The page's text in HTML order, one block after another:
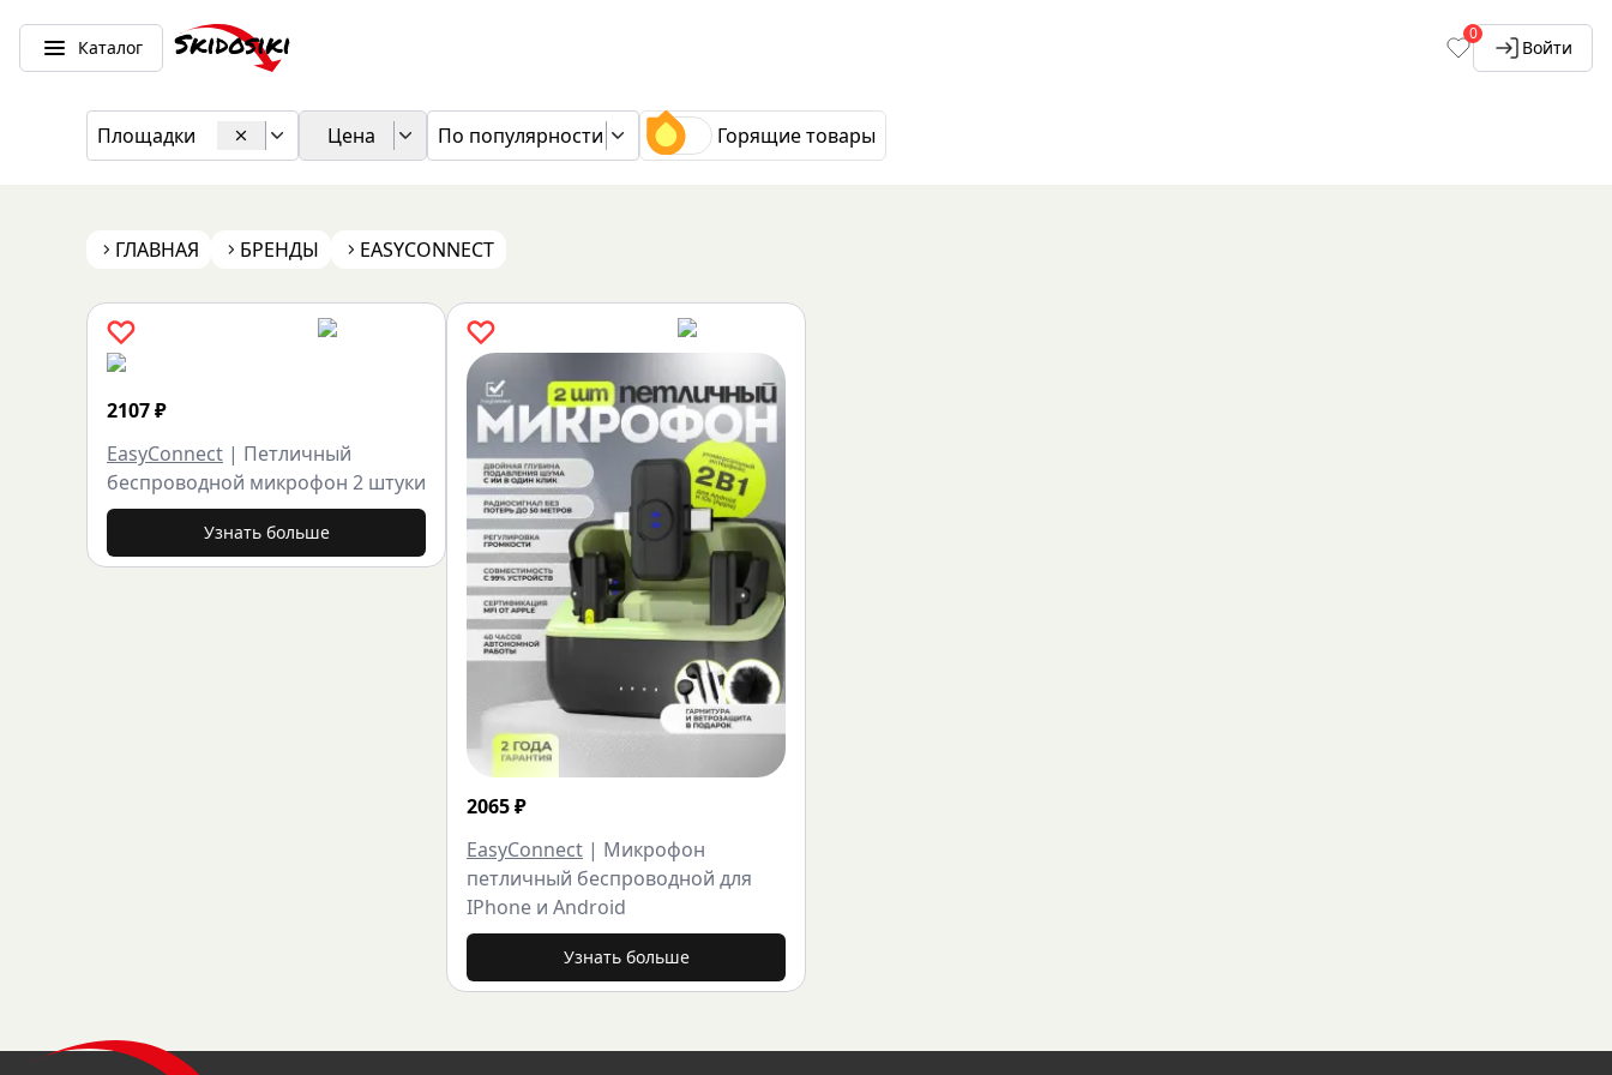
Каталог
0
Войти
Площадки Цена По популярности Горящие товары
ГЛАВНАЯ БРЕНДЫ EASYCONNECT
2107₽
EasyConnect | Петличный
беспроводной микрофон 2 штуки
Узнать больше
2065₽
EasyConnect | Микрофон
петличный беспроводной для
IPhone и Android
Узнать больше